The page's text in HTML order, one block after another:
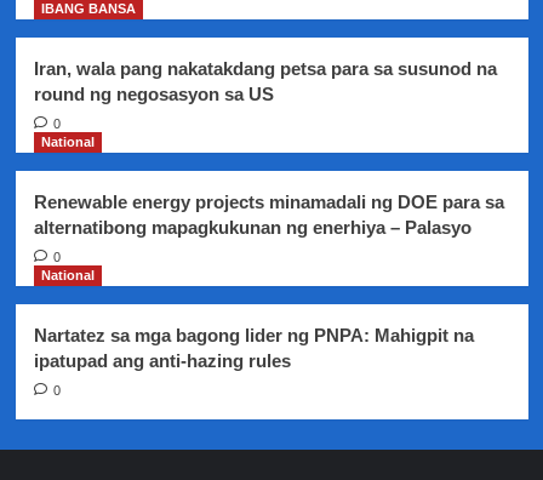
electoral
protest
BBM
IBANG BANSA
Iran, wala pang nakatakdang petsa para sa susunod na
round ng negosasyon sa US
0
National
Renewable energy projects minamadali ng DOE para sa
alternatibong mapagkukunan ng enerhiya – Palasyo
0
National
Nartatez sa mga bagong lider ng PNPA: Mahigpit na
ipatupad ang anti-hazing rules
0